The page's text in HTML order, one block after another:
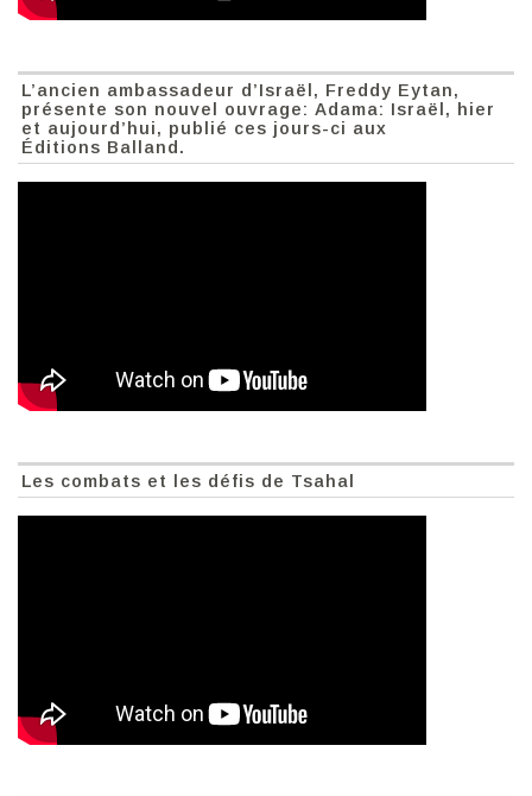
L’ancien ambassadeur d’Israël, Freddy Eytan,
présente son nouvel ouvrage: Adama: Israël, hier
et aujourd’hui, publié ces jours-ci aux
Éditions Balland.
Les combats et les défis de Tsahal